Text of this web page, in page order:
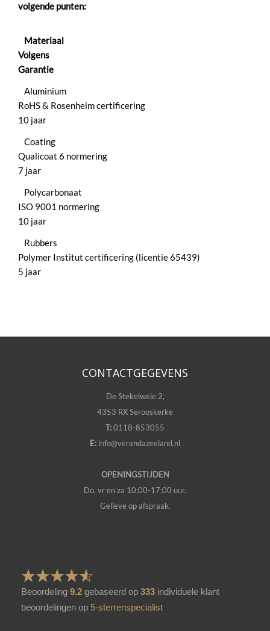
volgende punten:
Materiaal
Volgens
Garantie
Aluminium
RoHS & Rosenheim certificering
10 jaar
Coating
Qualicoat 6 normering
7 jaar
Polycarbonaat
ISO 9001 normering
10 jaar
Rubbers
Polymer Institut certificering (licentie 65439)
5 jaar
CONTACTGEGEVENS
De Stekelweie 2,
4353 RX Serooskerke
T:0118-853055
E: info@verandazeeland.nl
OPENINGSTIJDEN
Do, vr en za 10:00-17:00 uur.
Gelieve op afspraak.
Beoordeling 9.2 gebaseerd op 333 individuele klant
beoordelingen op 5-sterrenspecialist